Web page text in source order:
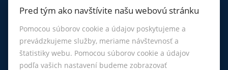
Napíšte nám
Kontakt
Pred tým ako navštívite našu webovú stránku
Pomocou súborov cookie a údajov poskytujeme a
prevádzkujeme služby, meriame návštevnosť a
štatistiky webu. Pomocou súborov cookie a údajov
podľa vašich nastavení budeme zobrazovať